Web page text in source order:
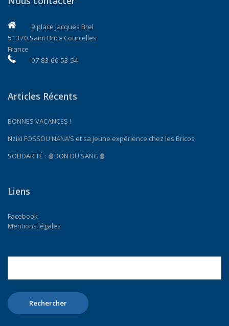
9 place Jacques Brel
51370 Saint Brice Courcelles
France
07 83 66 53 54
Articles Récents
BONNES VACANCES !
Nziki FOSSOU NANA’S et sa jeune expérience chez les Bricos
SOLIDARITÉ : 🩸DON DU SANG🩸
Liens
Facebook
Mentions légales